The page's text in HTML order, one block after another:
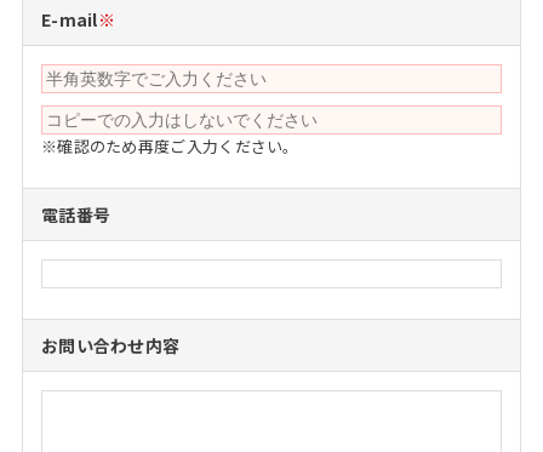
E-mail※
※確認のため再度ご入力ください。
電話番号
お問い合わせ内容